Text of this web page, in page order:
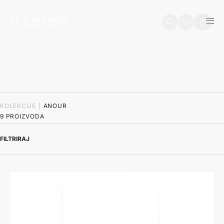
Košarica
KOLEKCIJE
ANOUR
9 PROIZVODA
FILTRIRAJ